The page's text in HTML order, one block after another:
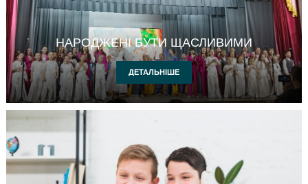
НАРОДЖЕНІ БУТИ ЩАСЛИВИМИ
ДЕТАЛЬНІШЕ